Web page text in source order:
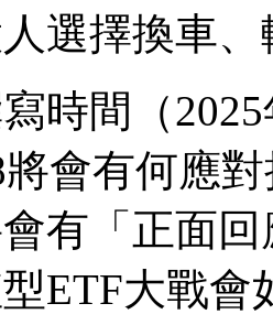
選擇換車
時間（
將會有何應
有「正面
ETF大戰